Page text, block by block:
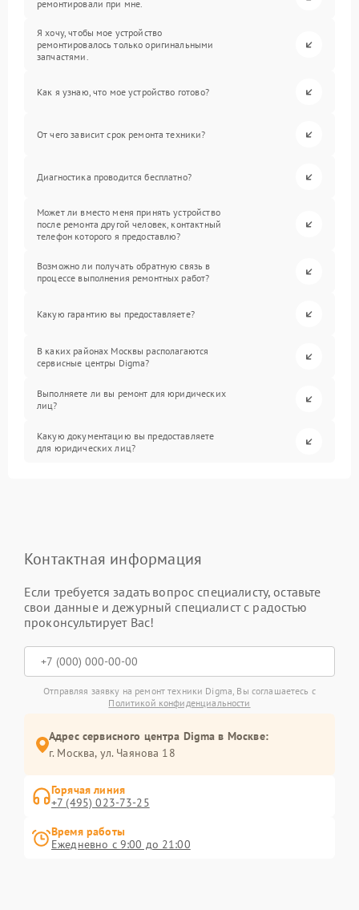
ремонтировали при мне.
Я хочу, чтобы мое устройство
ремонтировалось только оригинальными
запчастями.
Как я узнаю, что мое устройство готово?
От чего зависит срок ремонта техники?
Диагностика проводится бесплатно?
Может ли вместо меня принять устройство
после ремонта другой человек, контактный
телефон которого я предоставлю?
Возможно ли получать обратную связь в
процессе выполнения ремонтных работ?
Какую гарантию вы предоставляете?
В каких районах Москвы располагаются
сервисные центры Digma?
Выполняете ли вы ремонт для юридических
лиц?
Какую документацию вы предоставляете
для юридических лиц?
Контактная информация
Если требуется задать вопрос специалисту, оставьте
свои данные и дежурный специалист с радостью
проконсультирует Вас!
Отправляя заявку на ремонт техники Digma, Вы соглашаетесь с
Политикой конфиденциальности
Адрес сервисного центра Digma в Москве:
г. Москва, ул. Чаянова 18
Горячая линия
+7 (495) 023-73-25
Время работы
Ежедневно с 9:00 до 21:00